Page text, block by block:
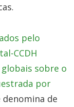
pelo
CCDH
sobre o
por
denomina de